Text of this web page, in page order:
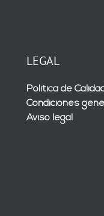
LEGAL
Política de
Condiciones
Aviso legal